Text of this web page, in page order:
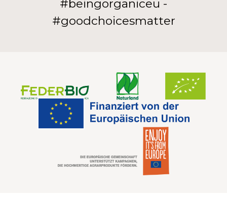
#beingorganiceu -
#goodchoicesmatter